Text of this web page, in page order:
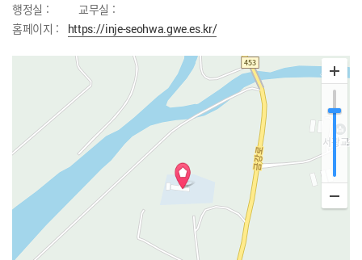
행정실 :
교무실 :
홈페이지 :
https://inje-seohwa.gwe.es.kr/